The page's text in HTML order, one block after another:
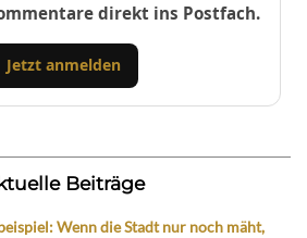
direkt ins Postfach.
Jetzt anmelden
Beiträge
Wenn die Stadt nur noch mäht,